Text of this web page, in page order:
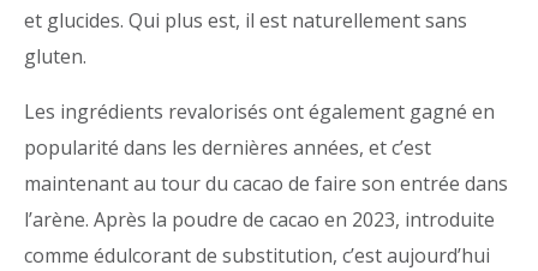
et glucides. Qui plus est, il est naturellement sans
gluten.
Les ingrédients revalorisés ont également gagné en
popularité dans les dernières années, et c’est
maintenant au tour du cacao de faire son entrée dans
l’arène. Après la poudre de cacao en 2023, introduite
comme édulcorant de substitution, c’est aujourd’hui